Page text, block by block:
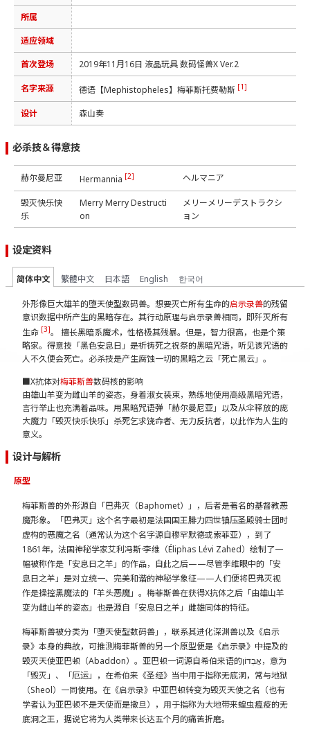
所属
适应领域
首次登场
2019年11月16日 液晶玩具 数码怪兽X Ver.2
名字来源 德语【Mephistopheles】梅菲斯托费勒斯 [1]
设计 森山奏
必杀技＆得意技
赫尔曼尼亚 Hermannia [2] ヘルマニア
毁灭快乐快
乐
Merry Merry Destructi
on
メリーメリーデストラクシ
ョン
设定资料
简体中文 繁體中文 日本語 English 한국어
外形像巨大雄羊的堕天使型数码兽。想要灭亡所有生命的启示录兽的残留
意识数据中所产生的黑暗存在。其行动原理与启示录兽相同，即歼灭所有
生命 [3]。 擅长黑暗系魔术，性格极其残暴。但是，智力很高，也是个策
略家。得意技「黑色安息日」是祈祷死之祝祭的黑暗咒语，听见该咒语的
人不久便会死亡。必杀技是产生腐蚀一切的黑暗之云「死亡黑云」。
■X抗体对梅菲斯兽数码核的影响
由雄山羊变为雌山羊的姿态，身着淑女装束，熟练地使用高级黑暗咒语，
言行举止也充满着品味。用黑暗咒语弹「赫尔曼尼亚」以及从伞释放的庞
大魔力「毁灭快乐快乐」杀死乞求饶命者、无力反抗者，以此作为人生的
意义。
设计与解析
原型
梅菲斯兽的外形源自「巴弗灭（Baphomet）」，后者是著名的基督教恶
魔形象。「巴弗灭」这个名字最初是法国国王腓力四世镇压圣殿骑士团时
虚构的恶魔之名（通常认为这个名字源自穆罕默德或索菲亚），到了
1861年，法国神秘学家艾利冯斯·李维（Éliphas Lévi Zahed）绘制了一
幅被称作是「安息日之羊」的作品，自此之后——尽管李维眼中的「安
息日之羊」是对立统一、完美和谐的神秘学象征——人们便将巴弗灭视
作是操控黑魔法的「羊头恶魔」。梅菲斯兽在获得X抗体之后「由雄山羊
变为雌山羊的姿态」也是源自「安息日之羊」雌雄同体的特征。
梅菲斯兽被分类为「堕天使型数码兽」，联系其进化深渊兽以及《启示
录》本身的典故，可推测梅菲斯兽的另一个原型便是《启示录》中提及的
毁灭天使亚巴顿（Abaddon）。亚巴顿一词源自希伯来语的אֲבַדּוֹן‎，意为
「毁灭」、「厄运」，在希伯来《圣经》当中用于指称无底洞，常与地狱
（Sheol）一同使用。在《启示录》中亚巴顿转变为毁灭天使之名（也有
学者认为亚巴顿不是天使而是撒旦），用于指称为大地带来蝗虫瘟疫的无
底洞之王，据说它将为人类带来长达五个月的痛苦折磨。